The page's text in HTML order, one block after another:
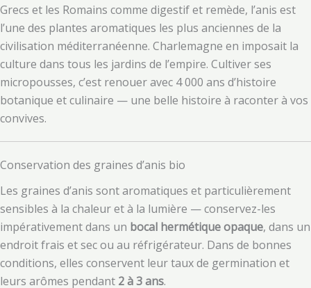
Grecs et les Romains comme digestif et remède, l’anis est
l’une des plantes aromatiques les plus anciennes de la
civilisation méditerranéenne. Charlemagne en imposait la
culture dans tous les jardins de l’empire. Cultiver ses
micropousses, c’est renouer avec 4 000 ans d’histoire
botanique et culinaire — une belle histoire à raconter à vos
convives.
Conservation des graines d’anis bio
Les graines d’anis sont aromatiques et particulièrement
sensibles à la chaleur et à la lumière — conservez-les
impérativement dans un bocal hermétique opaque, dans un
endroit frais et sec ou au réfrigérateur. Dans de bonnes
conditions, elles conservent leur taux de germination et
leurs arômes pendant 2 à 3 ans.